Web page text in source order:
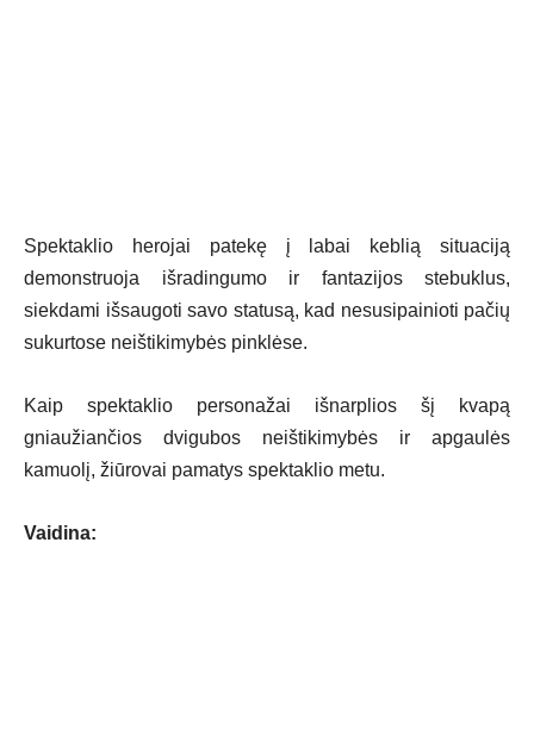
Spektaklio herojai patekę į labai keblią situaciją
demonstruoja išradingumo ir fantazijos stebuklus,
siekdami išsaugoti savo statusą, kad nesusipainioti pačių
sukurtose neištikimybės pinklėse.
Kaip spektaklio personažai išnarplios šį kvapą
gniaužiančios dvigubos neištikimybės ir apgaulės
kamuolį, žiūrovai pamatys spektaklio metu.
Vaidina: